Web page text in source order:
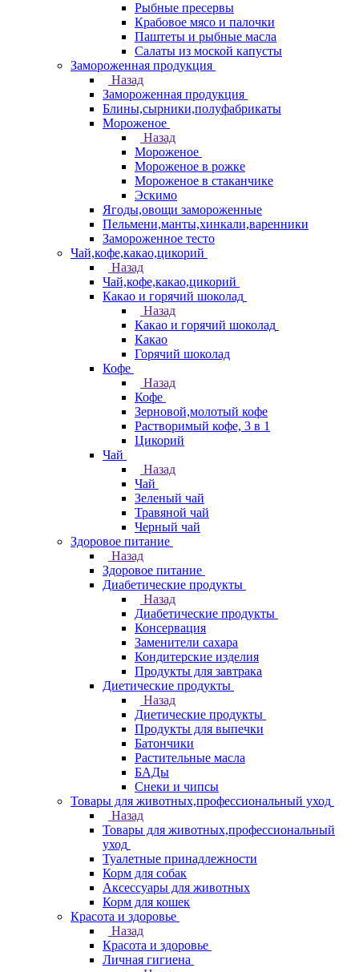
Рыбные пресервы
Крабовое мясо и палочки
Паштеты и рыбные масла
Салаты из моской капусты
Замороженная продукция
Назад
Замороженная продукция
Блины,сырники,полуфабрикаты
Мороженое
Назад
Мороженое
Мороженое в рожке
Мороженое в стаканчике
Эскимо
Ягоды,овощи замороженные
Пельмени,манты,хинкали,варенники
Замороженное тесто
Чай,кофе,какао,цикорий
Назад
Чай,кофе,какао,цикорий
Какао и горячий шоколад
Назад
Какао и горячий шоколад
Какао
Горячий шоколад
Кофе
Назад
Кофе
Зерновой,молотый кофе
Растворимый кофе, 3 в 1
Цикорий
Чай
Назад
Чай
Зеленый чай
Травяной чай
Черный чай
Здоровое питание
Назад
Здоровое питание
Диабетические продукты
Назад
Диабетические продукты
Консервация
Заменители сахара
Кондитерские изделия
Продукты для завтрака
Диетические продукты
Назад
Диетические продукты
Продукты для выпечки
Батончики
Растительные масла
БАДы
Снеки и чипсы
Товары для животных,профессиональный уход
Назад
Товары для животных,профессиональный
уход
Туалетные принадлежности
Корм для собак
Аксессуары для животных
Корм для кошек
Красота и здоровье
Назад
Красота и здоровье
Личная гигиена